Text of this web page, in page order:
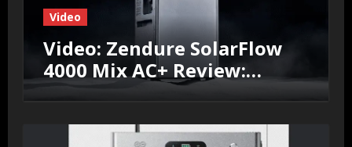
Video
Video: Zendure SolarFlow
4000 Mix AC+ Review:
Efficiëntie, prestaties &